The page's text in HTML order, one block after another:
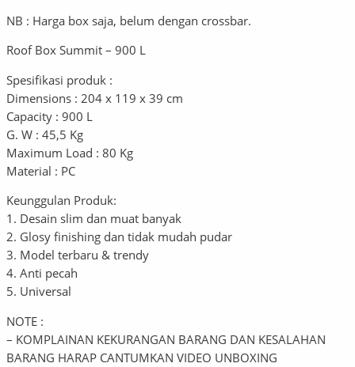
NB : Harga box saja, belum dengan crossbar.
Roof Box Summit – 900 L
Spesifikasi produk :
Dimensions : 204 x 119 x 39 cm
Capacity : 900 L
G. W : 45,5 Kg
Maximum Load : 80 Kg
Material : PC
Keunggulan Produk:
1. Desain slim dan muat banyak
2. Glosy finishing dan tidak mudah pudar
3. Model terbaru & trendy
4. Anti pecah
5. Universal
NOTE :
– KOMPLAINAN KEKURANGAN BARANG DAN KESALAHAN
BARANG HARAP CANTUMKAN VIDEO UNBOXING